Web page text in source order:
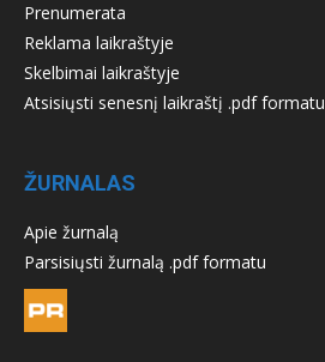
Prenumerata
Reklama laikraštyje
Skelbimai laikraštyje
Atsisiųsti senesnį laikraštį .pdf formatu
ŽURNALAS
Apie žurnalą
Parsisiųsti žurnalą .pdf formatu